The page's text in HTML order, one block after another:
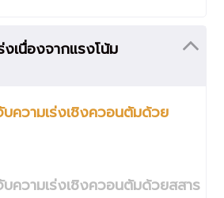
งเนื่องจากแรงโน้ม
ความเร่งเชิงควอนตัมด้วย
ความเร่งเชิงควอนตัมด้วยสสาร